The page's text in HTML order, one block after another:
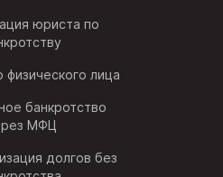
юриста по
физического лица
банкротство
МФЦ
долгов без